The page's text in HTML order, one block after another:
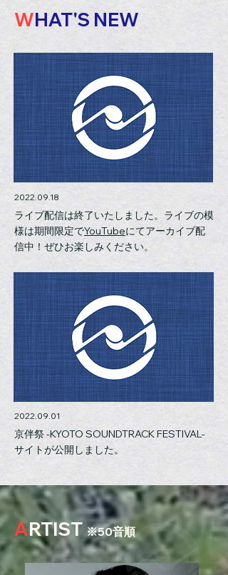
WHAT'S NEW
2022.09.18
ライブ配信は終了いたしました。ライブの模
様は期間限定でYouTubeにてアーカイブ配
信中！ぜひお楽しみください。
2022.09.01
京伴祭 -KYOTO SOUNDTRACK FESTIVAL-
サイトが公開しました。
ARTIST ※50音順